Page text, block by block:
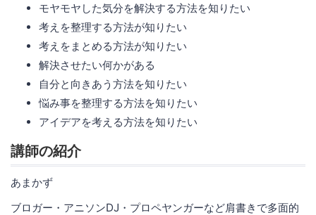
モヤモヤした気分を解決する方法を知りたい
考えを整理する方法が知りたい
考えをまとめる方法が知りたい
解決させたい何かがある
自分と向きあう方法を知りたい
悩み事を整理する方法を知りたい
アイデアを考える方法を知りたい
講師の紹介
あまかず
ブロガー・アニソンDJ・プロペヤンガーなど肩書きで多面的